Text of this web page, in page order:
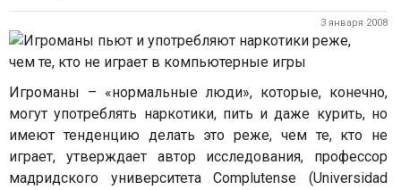
3 января 2008
Игроманы – «нормальные люди», которые, конечно,
могут употреблять наркотики, пить и даже курить, но
имеют тенденцию делать это реже, чем те, кто не
играет, утверждает автор исследования, профессор
мадридского университета Complutense (Universidad